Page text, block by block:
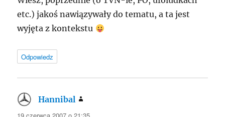
etc.) jakoś nawiązywały do tematu, a ta jest
wyjęta z kontekstu
Odpowiedz
Hannibal